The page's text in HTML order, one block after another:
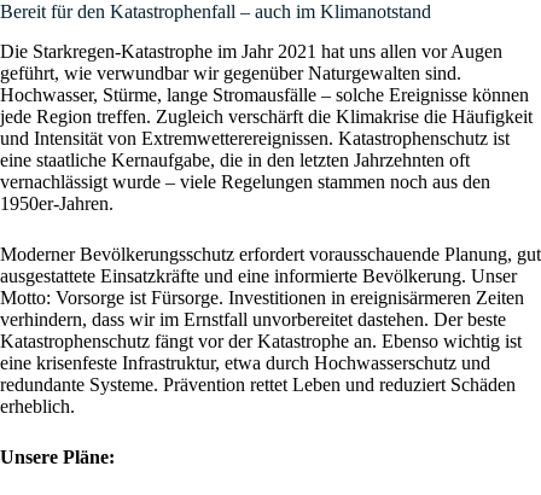
Bereit für den Katastrophenfall – auch im Klimanotstand
Die Starkregen-Katastrophe im Jahr 2021 hat uns allen vor Augen
geführt, wie verwundbar wir gegenüber Naturgewalten sind.
Hochwasser, Stürme, lange Stromausfälle – solche Ereignisse können
jede Region treffen. Zugleich verschärft die Klimakrise die Häufigkeit
und Intensität von Extremwetterereignissen. Katastrophenschutz ist
eine staatliche Kernaufgabe, die in den letzten Jahrzehnten oft
vernachlässigt wurde – viele Regelungen stammen noch aus den
1950er-Jahren.
Moderner Bevölkerungsschutz erfordert vorausschauende Planung, gut
ausgestattete Einsatzkräfte und eine informierte Bevölkerung. Unser
Motto: Vorsorge ist Fürsorge. Investitionen in ereignisärmeren Zeiten
verhindern, dass wir im Ernstfall unvorbereitet dastehen. Der beste
Katastrophenschutz fängt vor der Katastrophe an. Ebenso wichtig ist
eine krisenfeste Infrastruktur, etwa durch Hochwasserschutz und
redundante Systeme. Prävention rettet Leben und reduziert Schäden
erheblich.
Unsere Pläne: